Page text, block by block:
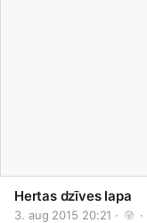
Hertas dzīves lapa
3. aug 2015 20:21 · ·